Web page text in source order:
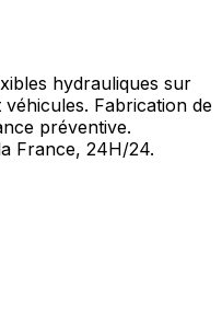
hydrauliques sur
Fabrication de
préventive.
France, 24H/24.